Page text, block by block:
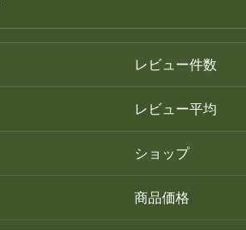
レビュー件数
レビュー平均
ショップ
商品価格